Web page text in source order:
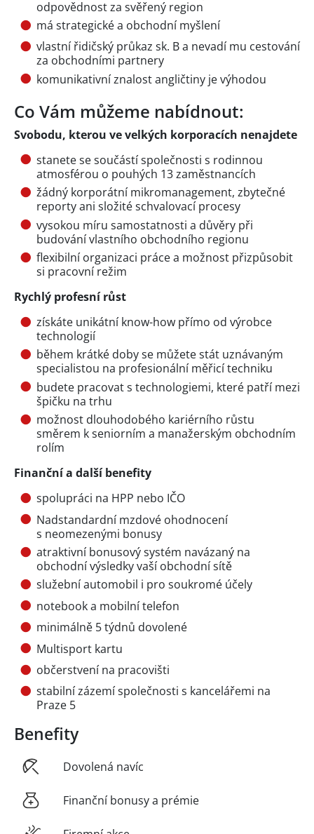
odpovědnost za svěřený region
má strategické a obchodní myšlení
vlastní řidičský průkaz sk. B a nevadí mu cestování
za obchodními partnery
komunikativní znalost angličtiny je výhodou
Co Vám můžeme nabídnout:
Svobodu, kterou ve velkých korporacích nenajdete
stanete se součástí společnosti s rodinnou
atmosférou o pouhých 13 zaměstnancích
žádný korporátní mikromanagement, zbytečné
reporty ani složité schvalovací procesy
vysokou míru samostatnosti a důvěry při
budování vlastního obchodního regionu
flexibilní organizaci práce a možnost přizpůsobit
si pracovní režim
Rychlý profesní růst
získáte unikátní know-how přímo od výrobce
technologií
během krátké doby se můžete stát uznávaným
specialistou na profesionální měřicí techniku
budete pracovat s technologiemi, které patří mezi
špičku na trhu
možnost dlouhodobého kariérního růstu
směrem k seniorním a manažerským obchodním
rolím
Finanční a další benefity
spolupráci na HPP nebo IČO
Nadstandardní mzdové ohodnocení
s neomezenými bonusy
atraktivní bonusový systém navázaný na
obchodní výsledky vaší obchodní sítě
služební automobil i pro soukromé účely
notebook a mobilní telefon
minimálně 5 týdnů dovolené
Multisport kartu
občerstvení na pracovišti
stabilní zázemí společnosti s kancelářemi na
Praze 5
Benefity
Dovolená navíc
Finanční bonusy a prémie